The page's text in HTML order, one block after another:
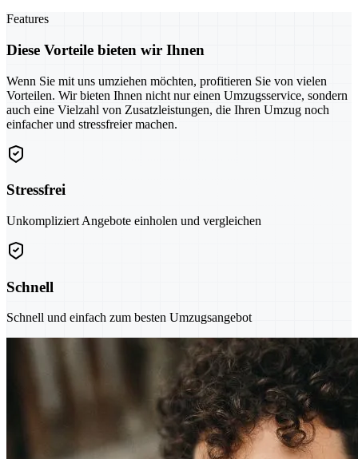
Features
Diese Vorteile bieten wir Ihnen
Wenn Sie mit uns umziehen möchten, profitieren Sie von vielen
Vorteilen. Wir bieten Ihnen nicht nur einen Umzugsservice, sondern
auch eine Vielzahl von Zusatzleistungen, die Ihren Umzug noch
einfacher und stressfreier machen.
Stressfrei
Unkompliziert Angebote einholen und vergleichen
Schnell
Schnell und einfach zum besten Umzugsangebot